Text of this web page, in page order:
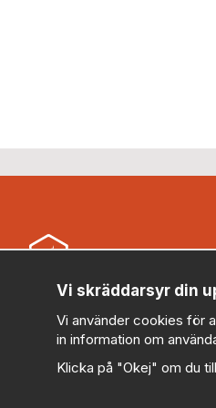
Security Store Sweden AB
kundservice@securitystore.se
010-303 78 95 (Vardagar 08:00-
Vi skräddarsyr din
Vi använder cookies för
in information om
Klicka på "Okej" om du